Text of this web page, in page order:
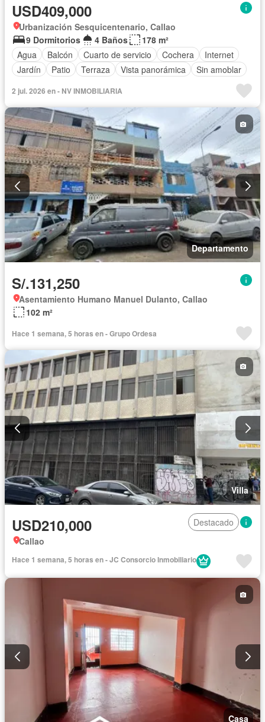
USD409,000
Urbanización Sesquicentenario, Callao
9 Dormitorios
4 Baños
178 m²
Agua
Balcón Cuarto de servicio Cochera
Internet
Jardín
Patio Terraza Vista panorámica Sin amoblar
2 jul. 2026 en - NV INMOBILIARIA
Departamento
S/.131,250
Asentamiento Humano Manuel Dulanto, Callao
102 m²
Hace 1 semana, 5 horas en - Grupo Ordesa
Villa
USD210,000
Destacado
Callao
Hace 1 semana, 5 horas en - JC Consorcio Inmobiliario
Casa